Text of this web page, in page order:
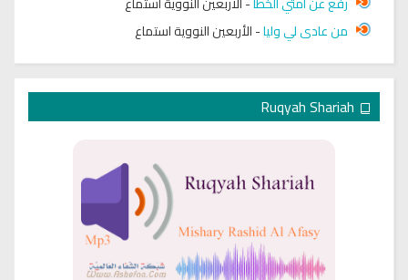
من عادى لي وليا-الأربعين النووية استماع